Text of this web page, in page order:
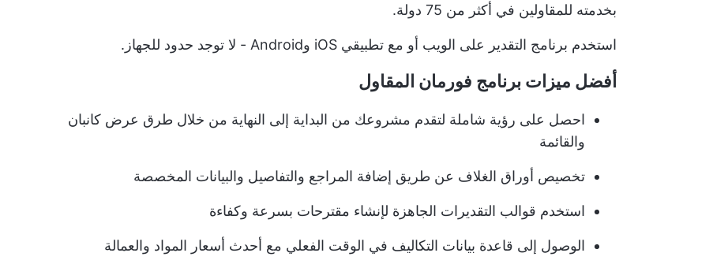
بخدمته للمقاولين في أكثر من 75 دولة.
استخدم برنامج التقدير على الويب أو مع تطبيقي iOS وAndroid - لا توجد حدود للجهاز.
أفضل ميزات برنامج فورمان المقاول
احصل على رؤية شاملة لتقدم مشروعك من البداية إلى النهاية من خلال طرق عرض كانبان
والقائمة
تخصيص أوراق الغلاف عن طريق إضافة المراجع والتفاصيل والبيانات المخصصة
استخدم قوالب التقديرات الجاهزة لإنشاء مقترحات بسرعة وكفاءة
الوصول إلى قاعدة بيانات التكاليف في الوقت الفعلي مع أحدث أسعار المواد والعمالة